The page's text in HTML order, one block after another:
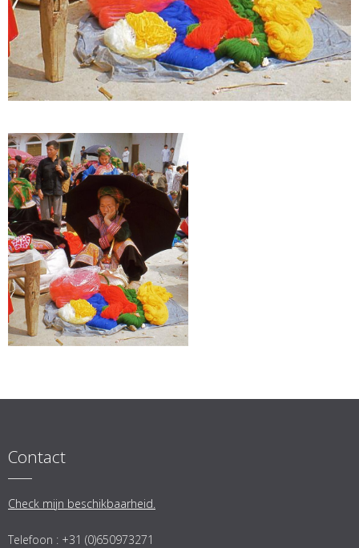
Contact
Check mijn beschikbaarheid.
Telefoon : +31 (0)650973271